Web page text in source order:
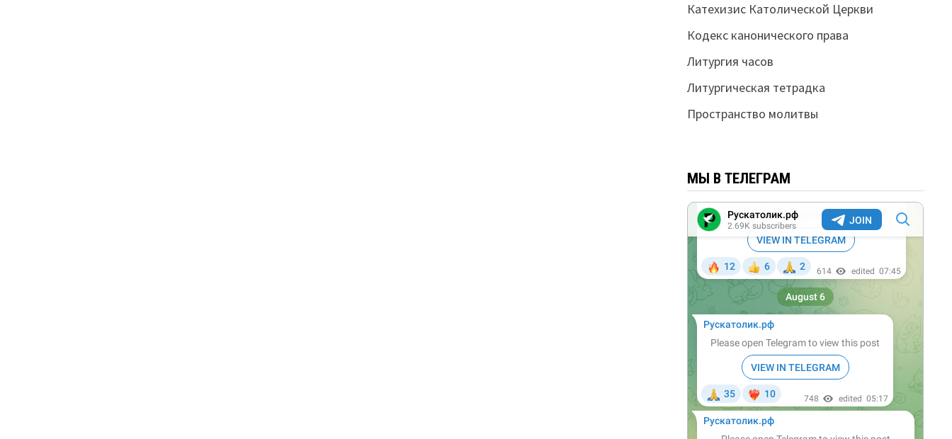
Катехизис Католической Церкви
Кодекс канонического права
Литургия часов
Литургическая тетрадка
Пространство молитвы
МЫ В ТЕЛЕГРАМ